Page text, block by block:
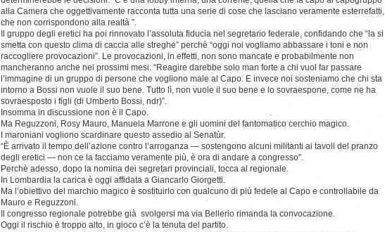
alla Camera che oggettivamente racconta tutta una serie di cose che lasciano veramente esterrefatti,
che non corrispondono alla realtà ”.
Il gruppo degli eretici ha poi rinnovato l’assoluta fiducia nel segretario federale, confidando che “la si
smetta con questo clima di caccia alle streghe” perchè “oggi noi vogliamo abbassare i toni e non
raccogliere provocazioni”. Le provocazioni, in effetti, non sono mancate e probabilmente non
mancheranno anche nei prossimi mesi: “Reagire darebbe solo man forte a chi vuol far passare
l’immagine di un gruppo di persone che vogliono male al Capo. E invece noi sosteniamo che chi sta
intorno a Bossi non vuole il suo bene. Tutto lì, non vuole il suo bene e lo sovraespone, come ne ha
sovraesposto i figli (di Umberto Bossi, ndr)”.
Insomma in discussione non è il Capo.
Ma Reguzzoni, Rosy Mauro, Manuela Marrone e gli uomini del fantomatico cerchio magico.
I maroniani vogliono scardinare questo assedio al Senatùr.
“È arrivato il tempo dell’azione contro l’arroganza — sostengono alcuni militanti ai tavoli del pranzo
degli eretici — non ce la facciamo veramente più, è ora di andare a congresso”.
Perchè adesso, dopo la nomina dei segretari provinciali, tocca al regionale.
In Lombardia la carica è oggi affidata a Giancarlo Giorgetti.
Ma l’obiettivo del marchio magico è sostituirlo con qualcuno di più fedele al Capo e controllabile da
Mauro e Reguzzoni.
Il congresso regionale potrebbe già svolgersi ma via Bellerio rimanda la convocazione.
Oggi il rischio è troppo alto, in gioco c’è la tenuta del partito.